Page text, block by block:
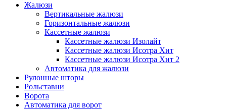
Жалюзи
Вертикальные жалюзи
Горизонтальные жалюзи
Кассетные жалюзи
Кассетные жалюзи Изолайт
Кассетные жалюзи Исотра Хит
Кассетные жалюзи Исотра Хит 2
Автоматика для жалюзи
Рулонные шторы
Рольставни
Ворота
Автоматика для ворот